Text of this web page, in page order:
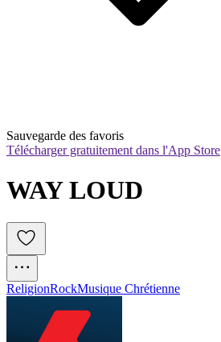
Sauvegarde des favoris
Télécharger gratuitement dans l'App Store
ReligionRockMusique Chrétienne